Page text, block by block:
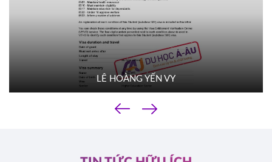
TROY UNIVERSITY
ĐĂNG KÝ
Mỹ TACOMA COMMUNITY COLLEGE
LÊ HOÀNG YẾN VY
‹
›